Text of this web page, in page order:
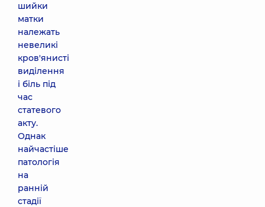
шийки
матки
належать
невеликі
кров'янисті
виділення
і біль під
час
статевого
акту.
Однак
найчастіше
патологія
на
ранній
стадії